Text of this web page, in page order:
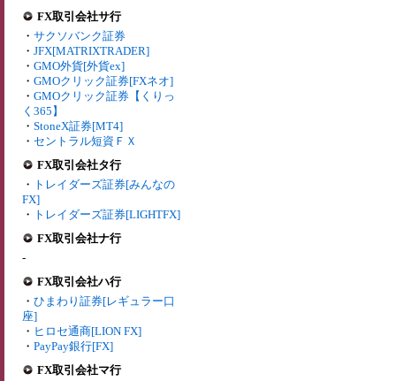
FX取引会社サ行
・ サクソバンク証券
・ JFX[MATRIXTRADER]
・ GMO外貨[外貨ex]
・ GMOクリック証券[FXネオ]
・ GMOクリック証券【くりっ
く365】
・ StoneX証券[MT4]
・ セントラル短資ＦＸ
FX取引会社タ行
・ トレイダーズ証券[みんなの
FX]
・ トレイダーズ証券[LIGHTFX]
FX取引会社ナ行
-
FX取引会社ハ行
・ ひまわり証券[レギュラー口
座]
・ ヒロセ通商[LION FX]
・ PayPay銀行[FX]
FX取引会社マ行